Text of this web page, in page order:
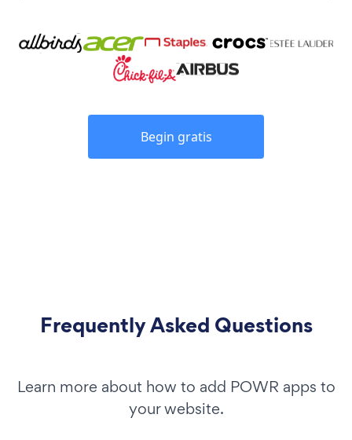
Begin gratis
Frequently Asked Questions
Learn more about how to add POWR apps to
your website.